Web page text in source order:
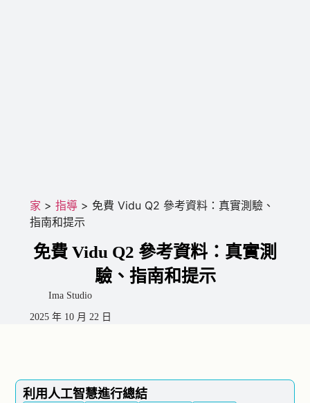
家 > 指導> 免費 Vidu Q2 參考資料：真實測驗、
指南和提示
免費 Vidu Q2 參考資料：真實測
驗、指南和提示
Ima Studio
2025 年 10 月 22 日
利用人工智慧進行總結